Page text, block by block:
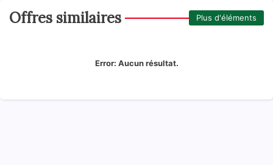
Offres similaires Plus d'éléments
Error: Aucun résultat.